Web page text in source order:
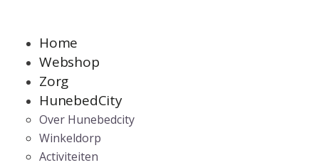
Home
Webshop
Zorg
HunebedCity
Over Hunebedcity
Winkeldorp
Activiteiten